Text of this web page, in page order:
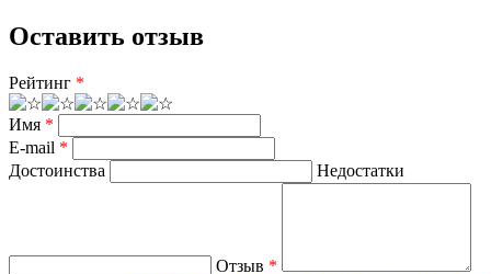
Оставить отзыв
Рейтинг *
Имя *
E-mail *
Достоинства
Недостатки
Отзыв *